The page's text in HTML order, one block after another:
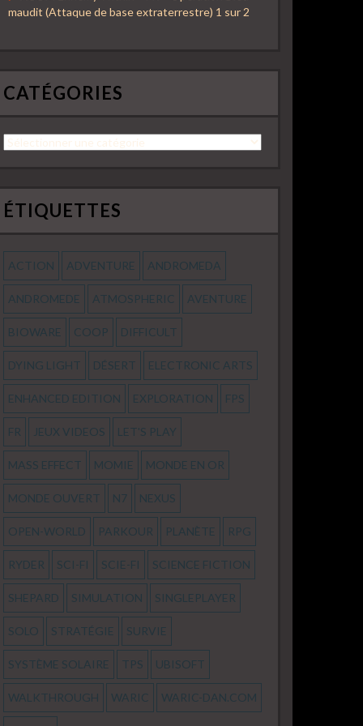
maudit (Attaque de base extraterrestre) 1 sur 2
CATÉGORIES
Catégories
ÉTIQUETTES
ACTION ADVENTURE ANDROMEDA
ANDROMEDE ATMOSPHERIC AVENTURE
BIOWARE COOP DIFFICULT
DYING LIGHT DÉSERT ELECTRONIC ARTS
ENHANCED EDITION EXPLORATION FPS
FR JEUX VIDEOS LET'S PLAY
MASS EFFECT MOMIE MONDE EN OR
MONDE OUVERT N7 NEXUS
OPEN-WORLD PARKOUR PLANÈTE RPG
RYDER SCI-FI SCIE-FI SCIENCE FICTION
SHEPARD SIMULATION SINGLEPLAYER
SOLO STRATÉGIE SURVIE
SYSTÈME SOLAIRE TPS UBISOFT
WALKTHROUGH WARIC WARIC-DAN.COM